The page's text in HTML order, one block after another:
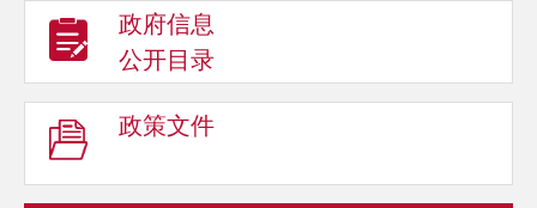
政府信息
公开目录
政策文件